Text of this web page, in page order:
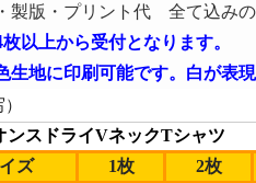
製版・プリント代 全て込み
以上から受付となります。
地に印刷可能です。白が表